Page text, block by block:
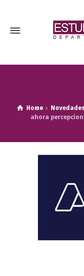
Home
ahora